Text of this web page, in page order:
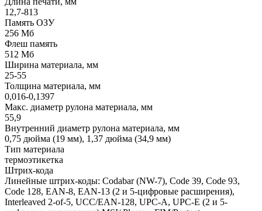
12,7-813
Память ОЗУ
256 Мб
Флеш память
512 Мб
Ширина материала, мм
25-55
Толщина материала, мм
0,016-0,1397
Макс. диаметр рулона материала, мм
55,9
Внутренний диаметр рулона материала, мм
0,75 дюйма (19 мм), 1,37 дюйма (34,9 мм)
Тип материала
термоэтикетка
Штрих-кода
Линейные штрих-коды: Codabar (NW-7), Code 39, Code 93,
Code 128, EAN-8, EAN-13 (2 и 5-цифровые расширения),
Interleaved 2-of-5, UCC/EAN-128, UPC-A, UPC-E (2 и 5-